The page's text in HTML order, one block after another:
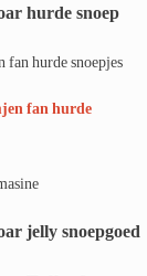
line
en ynpakmasine
hurde snoep
hurde snoepjes
fan hurde
jelly snoepgoed